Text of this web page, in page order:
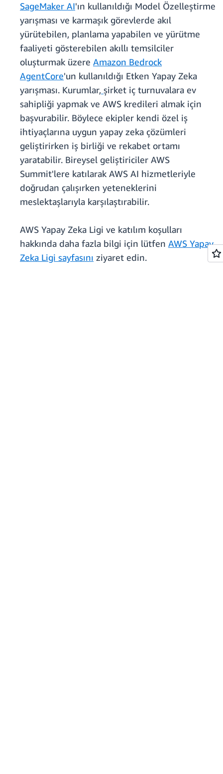
SageMaker AI'ın kullanıldığı Model Özelleştirme
yarışması ve karmaşık görevlerde akıl
yürütebilen, planlama yapabilen ve yürütme
faaliyeti gösterebilen akıllı temsilciler
oluşturmak üzere Amazon Bedrock
AgentCore'un kullanıldığı Etken Yapay Zeka
yarışması. Kurumlar, şirket iç turnuvalara ev
sahipliği yapmak ve AWS kredileri almak için
başvurabilir. Böylece ekipler kendi özel iş
ihtiyaçlarına uygun yapay zeka çözümleri
geliştirirken iş birliği ve rekabet ortamı
yaratabilir. Bireysel geliştiriciler AWS
Summit'lere katılarak AWS AI hizmetleriyle
doğrudan çalışırken yeteneklerini
meslektaşlarıyla karşılaştırabilir.
AWS Yapay Zeka Ligi ve katılım koşulları
hakkında daha fazla bilgi için lütfen AWS Yapay
Zeka Ligi sayfasını ziyaret edin.